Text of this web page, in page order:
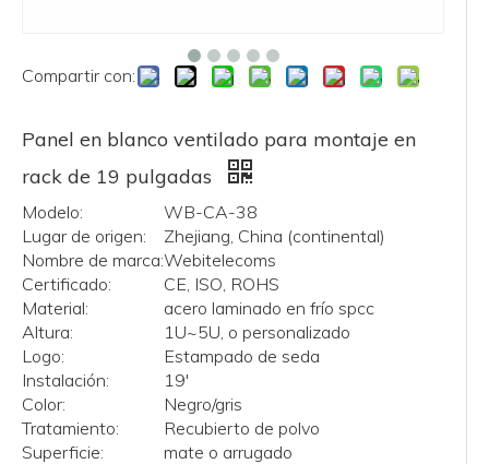
Compartir con:
Panel en blanco ventilado para montaje en
rack de 19 pulgadas
Modelo:
WB-CA-38
Lugar de origen:
Zhejiang, China (continental)
Nombre de marca:Webitelecoms
Certificado:
CE, ISO, ROHS
Material:
acero laminado en frío spcc
Altura:
1U~5U, o personalizado
Logo:
Estampado de seda
Instalación:
19'
Color:
Negro/gris
Tratamiento:
Recubierto de polvo
Superficie:
mate o arrugado